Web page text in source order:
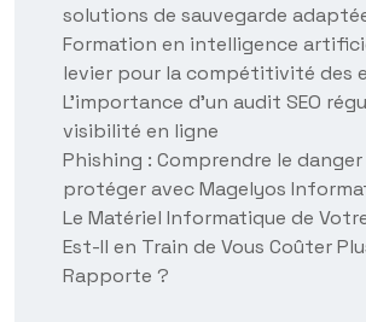
solutions de sauvegarde
Formation en intelligence
levier pour la compétitivité des
L’importance d’un audit SEO
visibilité en ligne
Phishing : Comprendre le danger
protéger avec Magelyos
Le Matériel Informatique de
Est-Il en Train de Vous Coûter
Rapporte ?